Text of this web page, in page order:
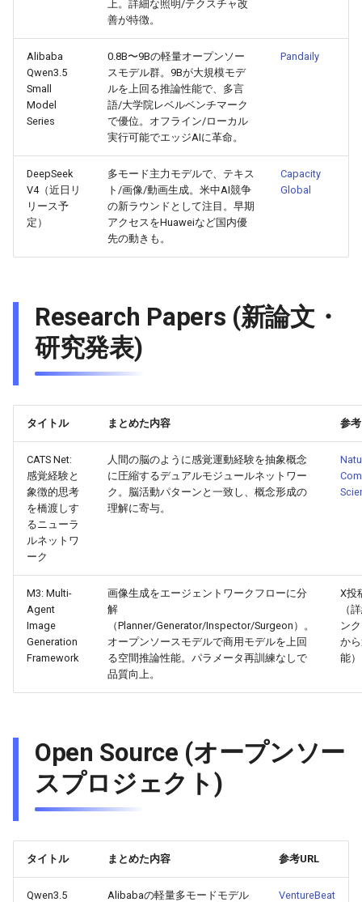
2026-06-12
2026-06-11
2026-06-10
2026-06-09
2026-06-08
2026-06-07
2026-06-04
2026-06-02
2026-06-01
2026-05-31
2026-05-28
2026-05-27
2026-05-24
2026-05-23
2026-05-22
2026-05-21
2025-11-27
2025-11-26
2025-11-25
2025-11-24
2025-11-23
2025-11-22
2025-11-19
2025-11-17
2025-11-16
2025-11-15
2025-11-12
2025-11-11
2025-11-08
2025-11-07
2025-11-06
2025-11-05
2025-11-25
2025-11-24
2025-11-23
2025-11-22
2025-11-19
2025-11-18
2025-11-17
2025-11-16
2025-11-15
2025-11-14
2025-11-13
2025-11-12
2025-11-11
2025-11-08
2025-11-06
2025-11-05
2026-06-09
2026-06-08
2026-06-07
2026-06-06
2026-06-05
2026-06-04
2026-06-01
2026-05-30
2026-05-29
2026-05-28
2026-05-25
2026-05-24
2026-05-21
2026-05-20
2026-05-19
2026-05-18
2025-11-27
2025-11-26
2025-11-25
2025-11-24
2025-11-23
2025-11-22
2025-11-19
2025-11-17
2025-11-16
2025-11-15
2025-11-12
2025-11-11
2025-11-08
2025-11-07
2025-11-06
2025-11-05
2026-06-10
2026-06-09
2026-06-07
2026-06-06
2026-06-05
2026-06-04
2026-05-31
2026-05-29
2026-05-28
2026-05-27
2026-05-24
2026-05-23
2026-05-20
2026-05-19
2026-05-18
2026-05-17
2025-11-27
2025-11-26
2025-11-25
2025-11-24
2025-11-23
2025-11-22
2025-11-19
2025-11-17
2025-11-16
2025-11-15
2025-11-12
2025-11-11
2025-11-08
2025-11-07
2025-11-06
2025-11-05
2026-06-12
2026-06-11
2026-06-10
2026-06-09
2026-06-08
2026-06-07
2026-06-04
2026-06-02
2026-06-01
2026-05-31
2026-05-28
2026-05-27
2026-05-24
2026-05-23
2026-05-22
2026-05-21
2026-06-06
2026-06-05
2026-06-04
2026-06-03
2026-06-02
2026-06-01
上。詳細な照明/テクスチャ改
善が特徴。
Alibaba
Qwen3.5
Small
Model
Series
0.8B〜9Bの軽量オープンソー
スモデル群。9Bが大規模モデ
ルを上回る推論性能で、多言
語/大学院レベルベンチマーク
で優位。オフライン/ローカル
実行可能でエッジAIに革命。
Pandaily
DeepSeek
V4（近日リ
リース予
定）
多モード主力モデルで、テキス
ト/画像/動画生成。米中AI競争
の新ラウンドとして注目。早期
アクセスをHuaweiなど国内優
先の動きも。
Capacity
Global
Research Papers (新論文・
研究発表)
タイトル まとめた内容 参
CATS Net:
感覚経験と
象徴的思考
を橋渡しす
るニューラ
ルネットワ
ーク
人間の脳のように感覚運動経験を抽象概念
に圧縮するデュアルモジュールネットワー
ク。脳活動パターンと一致し、概念形成の
理解に寄与。
M3: Multi-
Agent
Image
Generation
Framework
画像生成をエージェントワークフローに分
解
（Planner/Generator/Inspector/Surgeon）。
オープンソースモデルで商用モデルを上回
る空間推論性能。パラメータ再訓練なしで
品質向上。
X投
（
ン
か
能）
Open Source (オープンソー
スプロジェクト)
タイトル まとめた内容 参考URL
Qwen3.5
Alibabaの軽量多モードモデル
VentureBeat